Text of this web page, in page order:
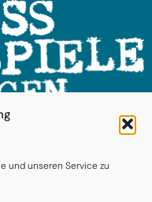
und unseren Service zu